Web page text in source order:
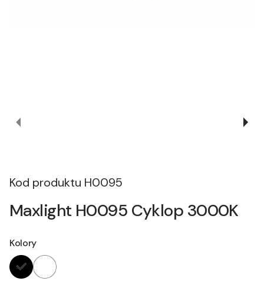
Kod produktu H0095
Maxlight H0095 Cyklop 3000K
Kolory